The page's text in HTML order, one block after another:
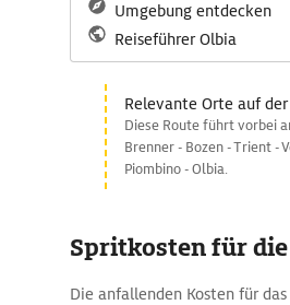
Umgebung entdecken
Reiseführer Olbia
Relevante Orte auf
Diese Route führt vorbei
Brenner - Bozen - Trient -
Piombino - Olbia.
Spritkosten für
Die anfallenden Kosten für